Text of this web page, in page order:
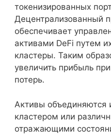
токенизированных
Децентрализованный
обеспечивает
активами DeFi путем
кластеры. Таким
увеличить прибыль
потерь.
Активы объединяются
кластером или
отражающими